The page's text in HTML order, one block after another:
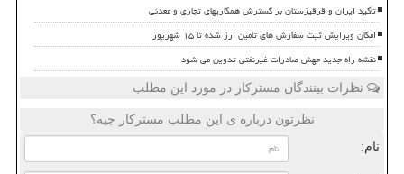
تأکید ایران و قرقیزستان بر گسترش همکاریهای تجاری و معدنی
امکان ویرایش ثبت سفارش های تأمین ارز شده تا ۱۵ شهریور
نقشه راه جدید جهش صادرات غیرنفتی تدوین می شود
نظرات بینندگان مسترکار در مورد این مطلب
نظرتون درباره ی این مطلب مسترکار چیه؟
نام: